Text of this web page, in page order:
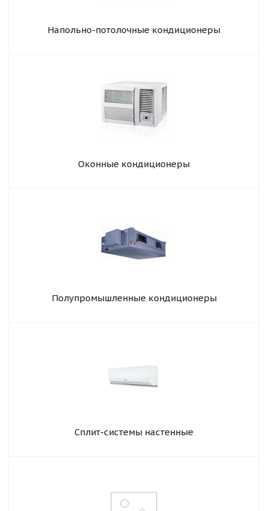
Напольно-потолочные кондиционеры
Оконные кондиционеры
Полупромышленные кондиционеры
Сплит-системы настенные